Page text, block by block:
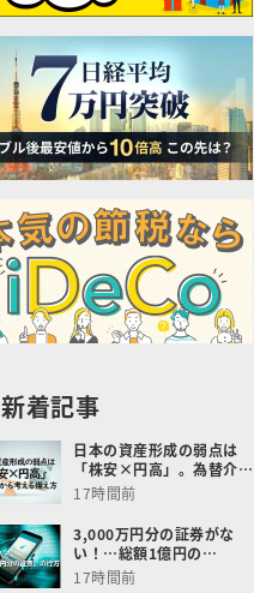
新着記事
日本の資産形成の弱点は
「株安×円高」。為替介…
17時間前
3,000万円分の証券がな
い！…総額1億円の…
17時間前